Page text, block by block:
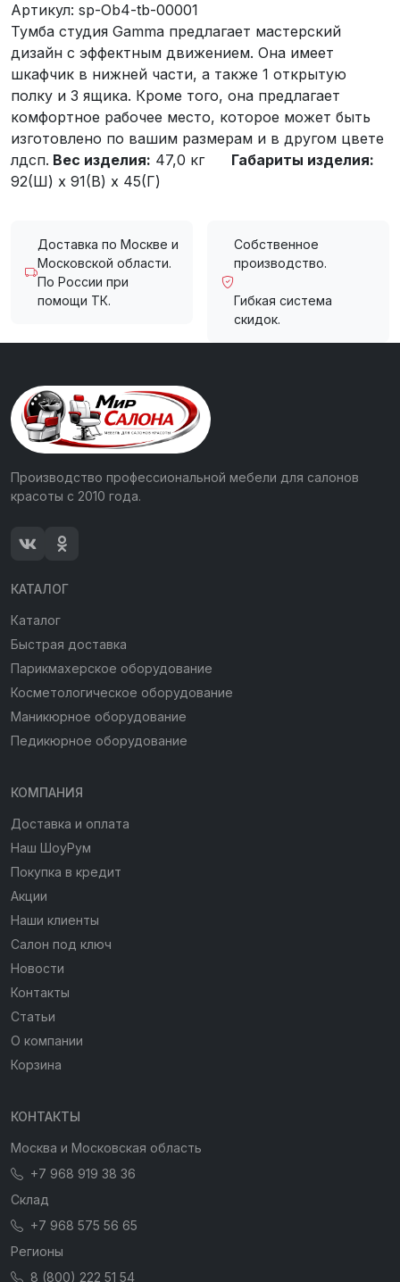
Артикул: sp-Ob4-tb-00001
Тумба студия Gamma предлагает мастерский
дизайн с эффектным движением. Она имеет
шкафчик в нижней части, а также 1 открытую
полку и 3 ящика. Кроме того, она предлагает
комфортное рабочее место, которое может быть
изготовлено по вашим размерам и в другом цвете
лдсп. Вес изделия: 47,0 кг
Габариты изделия:
92(Ш) x 91(В) x 45(Г)
Доставка по Москве и
Московской области.
По России при
помощи ТК.
Собственное
производство.
Гибкая система
скидок.
Производство профессиональной мебели для салонов
красоты с 2010 года.
КАТАЛОГ
Каталог
Быстрая доставка
Парикмахерское оборудование
Косметологическое оборудование
Маникюрное оборудование
Педикюрное оборудование
КОМПАНИЯ
Доставка и оплата
Наш ШоуРум
Покупка в кредит
Акции
Наши клиенты
Салон под ключ
Новости
Контакты
Статьи
О компании
Корзина
КОНТАКТЫ
Москва и Московская область
+7 968 919 38 36
Склад
+7 968 575 56 65
Регионы
8 (800) 222 51 54